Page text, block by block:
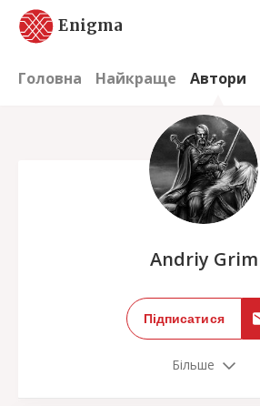
Enigma
Головна Найкраще Автори
Andriy Grim
Підписатися
Більше